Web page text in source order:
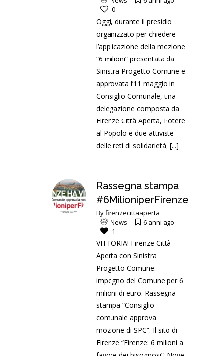
0
Oggi, durante il presidio
organizzato per chiedere
l’applicazione della mozione
“6 milioni” presentata da
Sinistra Progetto Comune e
approvata l’11 maggio in
Consiglio Comunale, una
delegazione composta da
Firenze Città Aperta, Potere
al Popolo e due attiviste
delle reti di solidarietà, [...]
Rassegna stampa
#6MilioniperFirenze
Byfirenzecittaaperta
News
6 anni ago
1
VITTORIA! Firenze Città
Aperta con Sinistra
Progetto Comune:
impegno del Comune per 6
milioni di euro. Rassegna
stampa “Consiglio
comunale approva
mozione di SPC”. Il sito di
Firenze “Firenze: 6 milioni a